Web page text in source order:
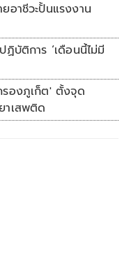
อาชีวะปั้นแรงงาน
ฏิบัติการ ‘เดือนนี้ไม่มี
องภูเก็ต' ตั้งจุด
าเสพติด